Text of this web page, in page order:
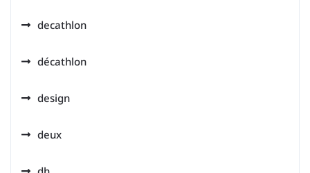
decathlon
décathlon
design
deux